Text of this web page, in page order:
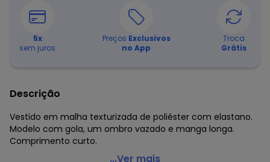
5x
sem juros
Preços Exclusivos
no App
Troca
Grátis
Descrição
Vestido em malha texturizada de poliéster com elastano.
Modelo com gola, um ombro vazado e manga longa.
Comprimento curto.
Quintess - Vestido Verde com Ombro Vazado
...Ver mais